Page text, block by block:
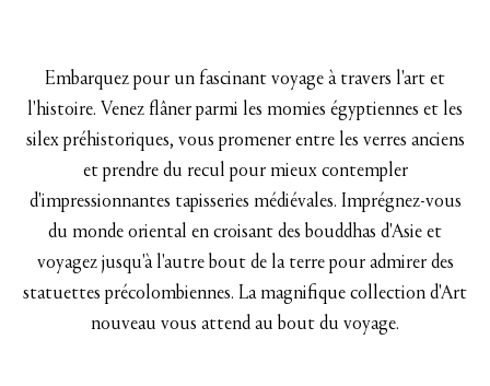
Embarquez pour un fascinant voyage à travers l'art et
l'histoire. Venez flâner parmi les momies égyptiennes et les
silex préhistoriques, vous promener entre les verres anciens
et prendre du recul pour mieux contempler
d'impressionnantes tapisseries médiévales. Imprégnez-vous
du monde oriental en croisant des bouddhas d'Asie et
voyagez jusqu'à l'autre bout de la terre pour admirer des
statuettes précolombiennes. La magnifique collection d'Art
nouveau vous attend au bout du voyage.